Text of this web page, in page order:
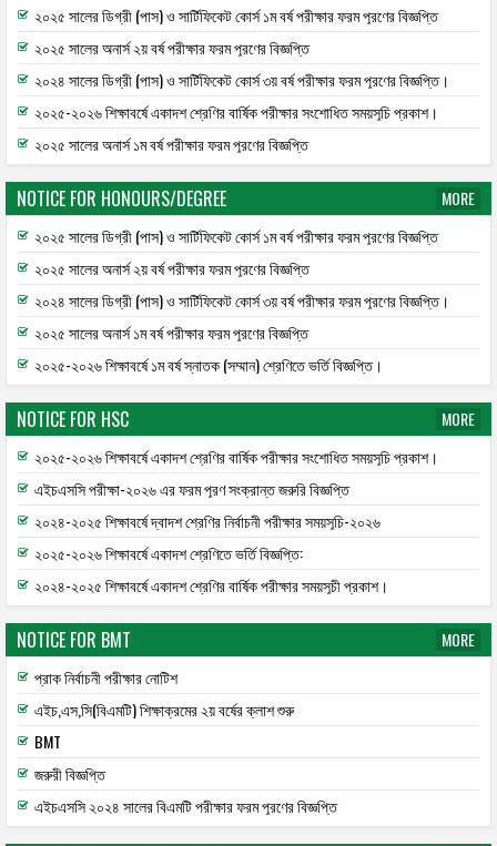
২০২৫ সালের ডিগ্রী (পাস) ও সার্টিফিকেট কোর্স ১ম বর্ষ পরীক্ষার ফরম পূরণের বিজ্ঞপ্তি
২০২৫ সালের অনার্স ২য় বর্ষ পরীক্ষার ফরম পূরণের বিজ্ঞপ্তি
২০২৪ সালের ডিগ্রী (পাস) ও সার্টিফিকেট কোর্স ৩য় বর্ষ পরীক্ষার ফরম পূরণের বিজ্ঞপ্তি।
২০২৫-২০২৬ শিক্ষাবর্ষে একাদশ শ্রেণির বার্ষিক পরীক্ষার সংশোধিত সময়সূচি প্রকাশ।
২০২৫ সালের অনার্স ১ম বর্ষ পরীক্ষার ফরম পূরণের বিজ্ঞপ্তি
NOTICE FOR HONOURS/DEGREE
MORE
২০২৫ সালের ডিগ্রী (পাস) ও সার্টিফিকেট কোর্স ১ম বর্ষ পরীক্ষার ফরম পূরণের বিজ্ঞপ্তি
২০২৫ সালের অনার্স ২য় বর্ষ পরীক্ষার ফরম পূরণের বিজ্ঞপ্তি
২০২৪ সালের ডিগ্রী (পাস) ও সার্টিফিকেট কোর্স ৩য় বর্ষ পরীক্ষার ফরম পূরণের বিজ্ঞপ্তি।
২০২৫ সালের অনার্স ১ম বর্ষ পরীক্ষার ফরম পূরণের বিজ্ঞপ্তি
২০২৫-২০২৬ শিক্ষাবর্ষে ১ম বর্ষ স্নাতক (সম্মান) শ্রেণিতে ভর্তি বিজ্ঞপ্তি।
NOTICE FOR HSC
MORE
২০২৫-২০২৬ শিক্ষাবর্ষে একাদশ শ্রেণির বার্ষিক পরীক্ষার সংশোধিত সময়সূচি প্রকাশ।
এইচএসসি পরীক্ষা-২০২৬ এর ফরম পূরণ সংক্রান্ত জরুরি বিজ্ঞপ্তি
২০২৪-২০২৫ শিক্ষাবর্ষে দ্বাদশ শ্রেণির নির্বাচনী পরীক্ষার সময়সূচি-২০২৬
২০২৫-২০২৬ শিক্ষাবর্ষে একাদশ শ্রেণিতে ভর্তি বিজ্ঞপ্তি:
২০২৪-২০২৫ শিক্ষাবর্ষে একাদশ শ্রেণির বার্ষিক পরীক্ষার সময়সূচী প্রকাশ।
NOTICE FOR BMT
MORE
প্রাক নির্বাচনী পরীক্ষার নোটিশ
এইচ,এস,সি(বিএমটি) শিক্ষাক্রমের ২য় বর্ষের ক্লাশ শুরু
BMT
জরুরী বিজ্ঞপ্তি
এইচএসসি ২০২৪ সালের বিএমটি পরীক্ষার ফরম পূরণের বিজ্ঞপ্তি